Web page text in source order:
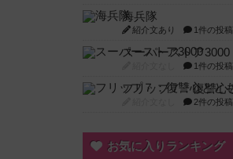
海兵隊
紹介文あり 1件の投稿
スーパーストア3000
1件の投稿
2件の投稿
お気に入りランキング